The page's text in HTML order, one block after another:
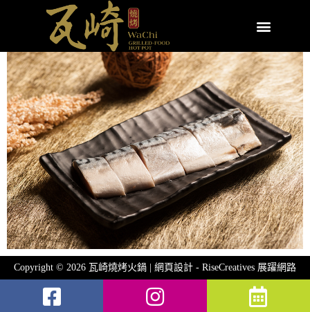
Copyright © 2026 瓦崎燒烤火鍋 | 網頁設計 - RiseCreatives 展躍網路